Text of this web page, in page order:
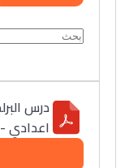
درس
اعدادي